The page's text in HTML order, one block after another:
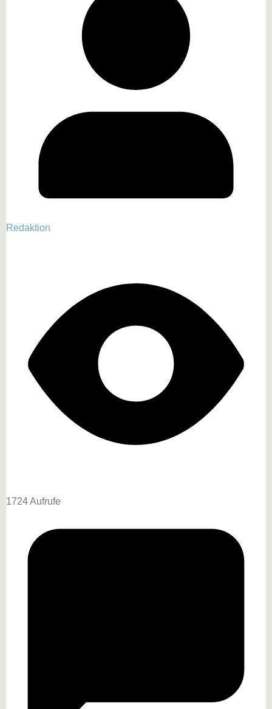
Redaktion
1724 Aufrufe